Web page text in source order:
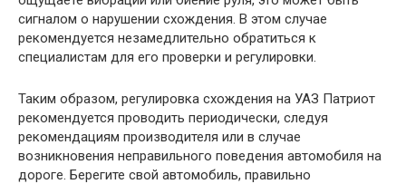
сигналом о нарушении схождения. В этом случае
рекомендуется незамедлительно обратиться к
специалистам для его проверки и регулировки.
Таким образом, регулировка схождения на УАЗ Патриот
рекомендуется проводить периодически, следуя
рекомендациям производителя или в случае
возникновения неправильного поведения автомобиля на
дороге. Берегите свой автомобиль, правильно